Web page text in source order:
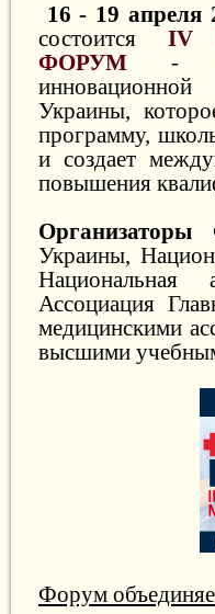
16 - 19 апреля
состоится IV
ФОРУМ -
инновационной
Украины,
программу,
и создает
повышения
Организаторы
Украины,
Национальная
Ассоциация
медицинскими
высшими
Форум